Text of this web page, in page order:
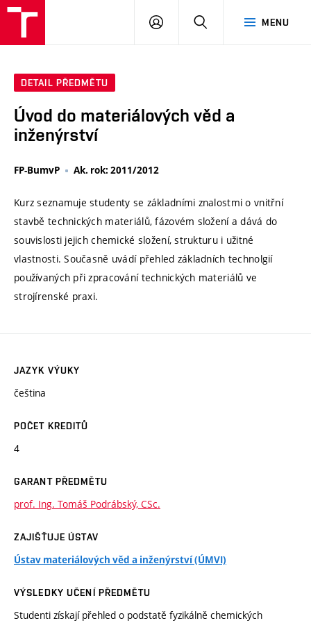
MENU
PŘIHLÁSIT
DETAIL PŘEDMĚTU
Úvod do materiálových věd a
inženýrství
FP-BumvP Ak. rok: 2011/2012
Kurz seznamuje studenty se základními znalostmi o vnitřní
stavbě technických materiálů, fázovém složení a dává do
souvislosti jejich chemické složení, strukturu i užitné
vlastnosti. Současně uvádí přehled základních technolgií
používaných při zpracování technických materiálů ve
strojírenské praxi.
JAZYK VÝUKY
čeština
POČET KREDITŮ
4
GARANT PŘEDMĚTU
prof. Ing. Tomáš Podrábský, CSc.
ZAJIŠŤUJE ÚSTAV
Ústav materiálových věd a inženýrství (ÚMVI)
VÝSLEDKY UČENÍ PŘEDMĚTU
Studenti získají přehled o podstatě fyzikálně chemických